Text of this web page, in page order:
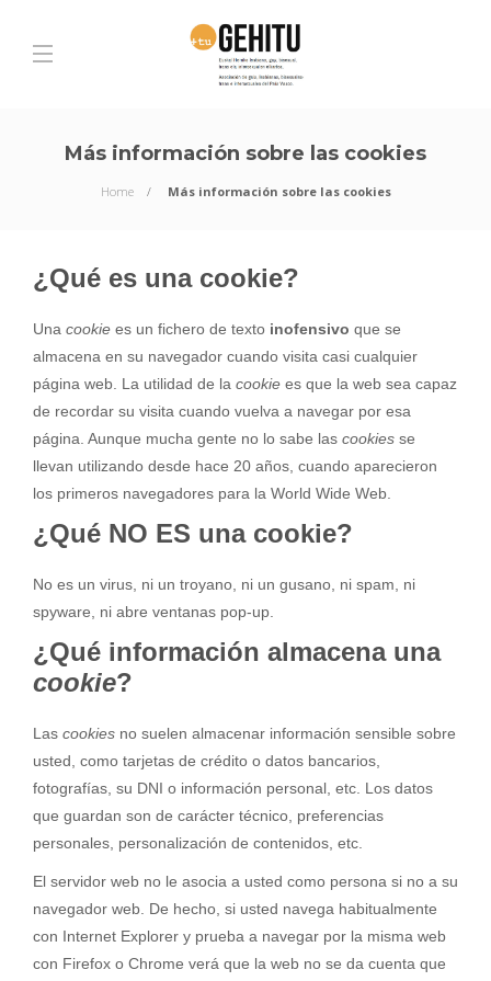
Más información sobre las cookies
Home Más información sobre las cookies
¿Qué es una cookie?
Una cookie es un fichero de texto inofensivo que se
almacena en su navegador cuando visita casi cualquier
página web. La utilidad de la cookie es que la web sea capaz
de recordar su visita cuando vuelva a navegar por esa
página. Aunque mucha gente no lo sabe las cookies se
llevan utilizando desde hace 20 años, cuando aparecieron
los primeros navegadores para la World Wide Web.
¿Qué NO ES una cookie?
No es un virus, ni un troyano, ni un gusano, ni spam, ni
spyware, ni abre ventanas pop-up.
¿Qué información almacena una
cookie?
Las cookies no suelen almacenar información sensible sobre
usted, como tarjetas de crédito o datos bancarios,
fotografías, su DNI o información personal, etc. Los datos
que guardan son de carácter técnico, preferencias
personales, personalización de contenidos, etc.
El servidor web no le asocia a usted como persona si no a su
navegador web. De hecho, si usted navega habitualmente
con Internet Explorer y prueba a navegar por la misma web
con Firefox o Chrome verá que la web no se da cuenta que